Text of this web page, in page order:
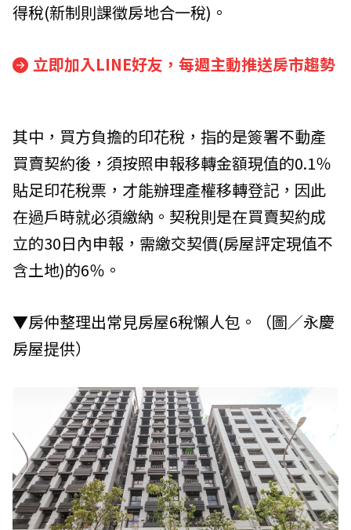
得稅(新制則課徵房地合一稅)。
立即加入LINE好友，每週主動推送房市趨勢
其中，買方負擔的印花稅，指的是簽署不動產
買賣契約後，須按照申報移轉金額現值的0.1％
貼足印花稅票，才能辦理產權移轉登記，因此
在過戶時就必須繳納。契稅則是在買賣契約成
立的30日內申報，需繳交契價(房屋評定現值不
含土地)的6％。
▼房仲整理出常見房屋6稅懶人包。（圖／永慶
房屋提供）